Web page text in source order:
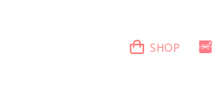
SHOP